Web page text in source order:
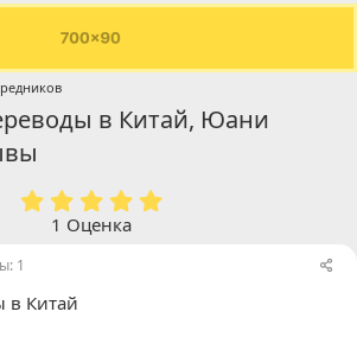
в Китай, Юани
1 Оценка
1
в Китай